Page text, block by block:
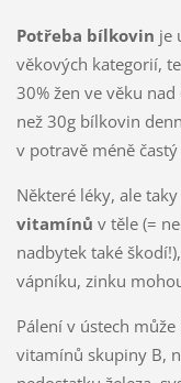
Potřeba bílkovin je
věkových kategorií,
30% žen ve věku
než 30g bílkovin
v potravě méně
Některé léky, ale
vitamínů v těle (=
nadbytek také
vápníku, zinku
Pálení v ústech
vitamínů skupiny B,